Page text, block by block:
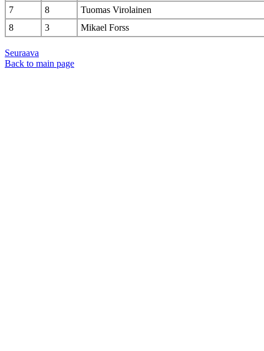
7
8
Tuomas Virolainen
8
3 Mikael Forss
Seuraava
Back to main page